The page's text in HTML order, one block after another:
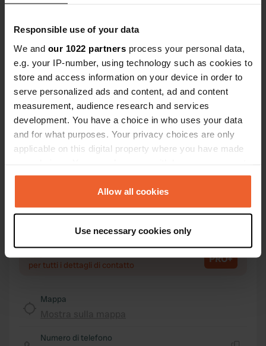
Responsible use of your data
We and our 1022 partners process your personal data,
e.g. your IP-number, using technology such as cookies to
store and access information on your device in order to
serve personalized ads and content, ad and content
measurement, audience research and services
development. You have a choice in who uses your data
and for what purposes. Your privacy choices are only
applicable on this digital property where you have made
any time from the Cookie Declaration or by clicking on
the Privacy trigger icon.
Collect information about your geographical location
which can be accurate to within several meters
Identify your device by actively scanning it for
Find out more about how your personal data is processed
We use cookies to personalise content and ads, to
Allow all cookies
Use necessary cookies only
Contatto
Posizione
Frazione Veggiola
29025, Gropparello, Italia
Coordinate
Copia
44.83501 9.73088
Codice sito
per tutti i dettagli di contatto PRO+
Mappa
Numero di telefono